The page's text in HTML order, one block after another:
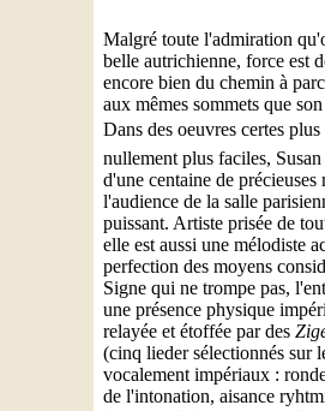
Malgré toute l'admiration
belle autrichienne, force est
encore bien du chemin à
aux mêmes sommets que
Dans des oeuvres certes plus
nullement plus faciles,
d'une centaine de précieuses
l'audience de la salle
puissant. Artiste prisée de
elle est aussi une mélodiste
perfection des moyens
Signe qui ne trompe pas,
une présence physique
relayée et étoffée par des
(cinq lieder sélectionnés sur
vocalement impériaux :
de l'intonation, aisance